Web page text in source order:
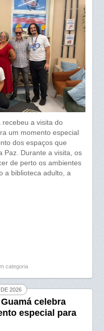
recebeu a visita do
um momento especial
dos espaços que
Paz. Durante a visita, os
de perto os ambientes
a biblioteca adulto, a
categoria
2026
celebra
especial para